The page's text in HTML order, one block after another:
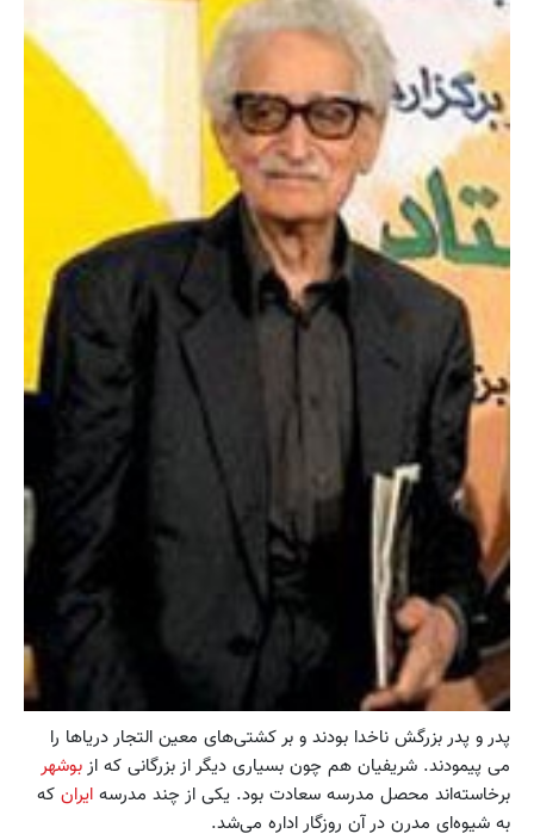
پدر و پدر بزرگش ناخدا بودند و بر کشتی‌های معین التجار دریاها را
می پیمودند. شریفیان هم چون بسیاری دیگر از بزرگانی که ازبوشهر
برخاسته‌اند محصل مدرسه سعادت بود. یکی از چند مدرسه ایران که
به شیوه‌ای مدرن در آن روزگار اداره می‌شد.